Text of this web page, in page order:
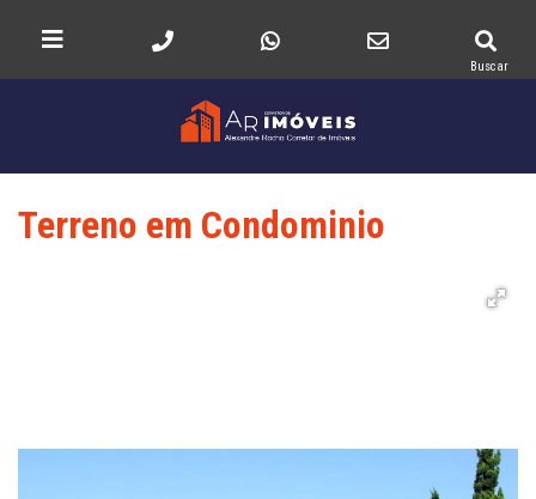
Buscar
Terreno em Condominio